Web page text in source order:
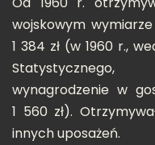
wojskowym
1 384 zł (w 1960 r.,
wynagrodzenie w
1 560 zł).
innych uposażeń.